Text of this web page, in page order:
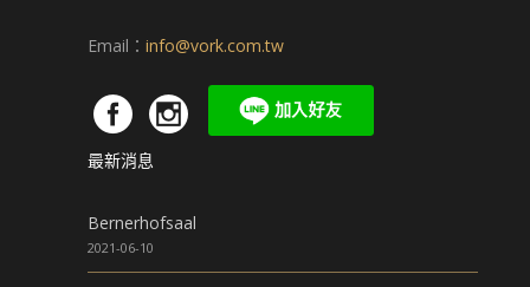
Email： info@vork.com.tw
最新消息
Bernerhofsaal
2021-06-10